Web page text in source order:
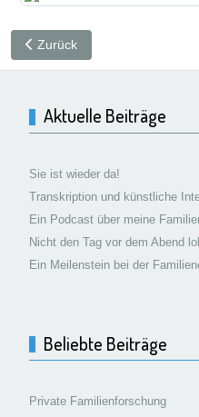
Vorheriger Beitrag: Geiger
Zurück
Aktuelle Beiträge
Sie ist wieder da!
Transkription und künstliche
Ein Podcast über meine
Nicht den Tag vor dem Abend
Ein Meilenstein bei der
Beliebte Beiträge
Private Familienforschung